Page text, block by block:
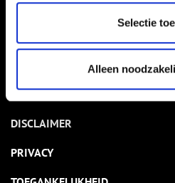
Selectie
Alleen
NIEUWSBRIEF
DISCLAIMER
PRIVACY